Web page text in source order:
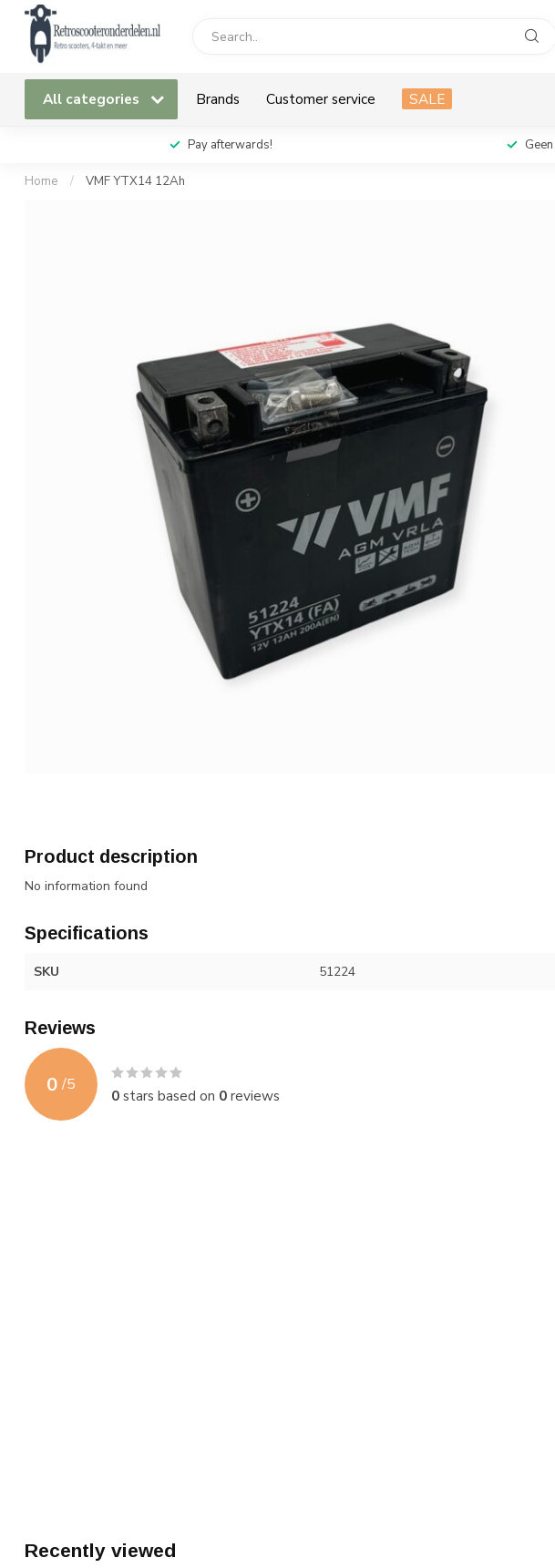
All categories Brands Customer service SALE
Pay afterwards! Geen
Home / VMF YTX14 12Ah
Product description
No information found
Specifications
SKU 51224
Reviews
0 /5
0stars based on 0reviews
Recently viewed